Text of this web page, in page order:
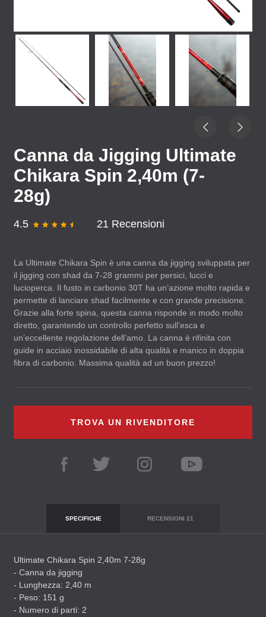
Canna da Jigging Ultimate
Chikara Spin 2,40m (7-
28g)
4.5 21 Recensioni
La Ultimate Chikara Spin è una canna da jigging sviluppata per
il jigging con shad da 7-28 grammi per persici, lucci e
lucioperca. Il fusto in carbonio 30T ha un’azione molto rapida e
permette di lanciare shad facilmente e con grande precisione.
Grazie alla forte spina, questa canna risponde in modo molto
diretto, garantendo un controllo perfetto sull’esca e
un’eccellente regolazione dell’amo. La canna è rifinita con
guide in acciaio inossidabile di alta qualità e manico in doppia
fibra di carbonio. Massima qualità ad un buon prezzo!
TROVA UN RIVENDITORE
SPECIFICHE RECENSIONI 21
Ultimate Chikara Spin 2,40m 7-28g
- Canna da jigging
- Lunghezza: 2,40 m
- Peso: 151 g
- Numero di parti: 2